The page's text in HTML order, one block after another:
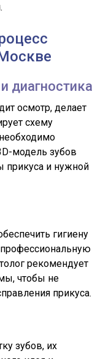
диагностика
осмотр, делает
схему
модель зубов
прикуса и нужной
гигиену
рекомендует
чтобы не
прикуса.
зубов, их